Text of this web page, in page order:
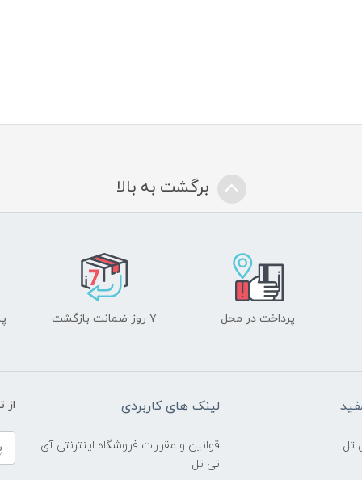
برگشت به بالا
پرداخت در محل ۷ روز ضمانت بازگشت
تل
لینک های کاربردی
قوانین و مقررات فروشگاه اینترنتی آی
تی تل
از